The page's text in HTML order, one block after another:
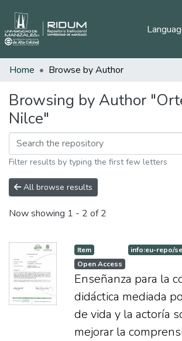
Home Browse by Author
Browsing by Author
Nilce"
Filter results by typing the first few letters
All browse results
Now showing 1 - 2 of 2
Item
Open Access
info:eu-repo/
Enseñanza para la
didáctica mediada
de vida y la actoría
mejorar la